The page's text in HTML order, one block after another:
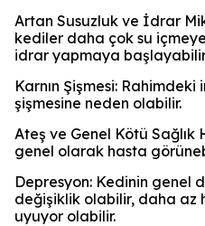
Artan Susuzluk ve İdrar
kediler daha çok su
idrar yapmaya
Karnın Şişmesi:
şişmesine neden olabilir.
Ateş ve Genel Kötü
genel olarak hasta
Depresyon: Kedinin genel
değişiklik olabilir, daha az
uyuyor olabilir.